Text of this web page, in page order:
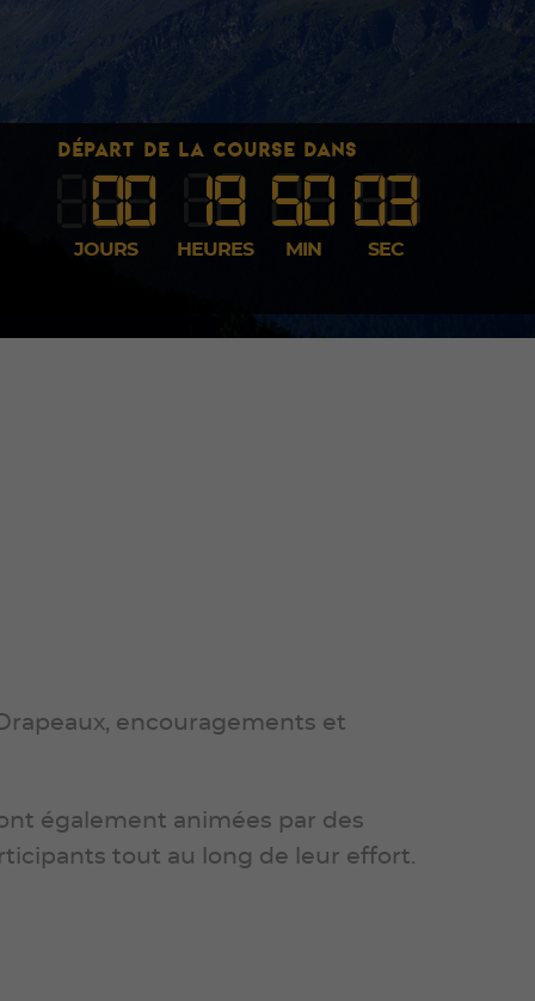
DÉPART DE LA COURSE DANS
00 19 50 02
JOURS HEURES MIN SEC
encouragements et
également animées par des
tout au long de leur effort.